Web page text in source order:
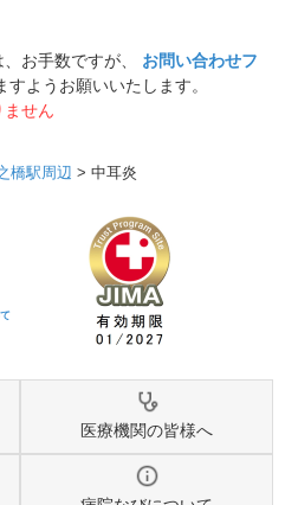
お手数ですが、 お問い合わせフ
ようお願いいたします。
せん
橋駅周辺 > 中耳炎
医療機関の皆様へ